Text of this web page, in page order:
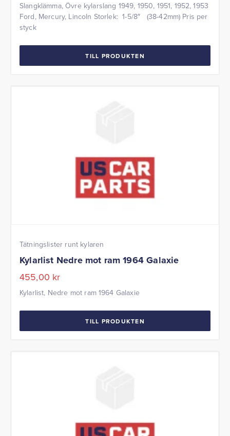
Slangklämma, Övre kylarslang 1949, 1950, 1951, 1952, 1953
Ford, Mercury, Lincoln Storlek: 1-5/8″ (38-42mm) Pris per
styck
TILL PRODUKTEN
Tätningslister runt kylaren
Kylarlist Nedre mot ram 1964 Galaxie
455,00 kr
Kylarlist, Nedre mot ram 1964 Galaxie
TILL PRODUKTEN